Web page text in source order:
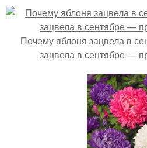
Почему яблоня зацвела в
зацвела в сентябре —